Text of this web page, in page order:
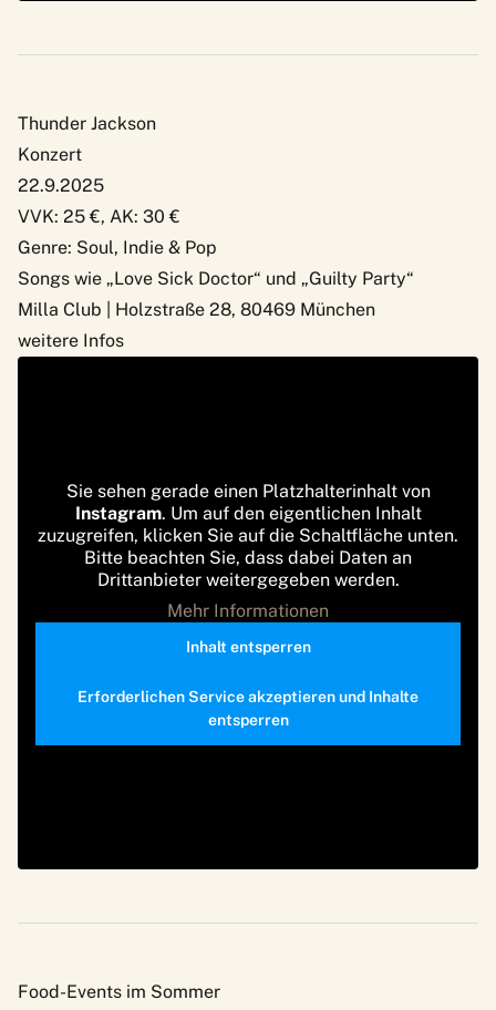
Thunder Jackson
Konzert
22.9.2025
VVK: 25 €, AK: 30 €
Genre: Soul, Indie & Pop
Songs wie „Love Sick Doctor“ und „Guilty Party“
Milla Club | Holzstraße 28, 80469 München
weitere Infos
Sie sehen gerade einen Platzhalterinhalt von
Instagram. Um auf den eigentlichen Inhalt
zuzugreifen, klicken Sie auf die Schaltfläche unten.
Bitte beachten Sie, dass dabei Daten an
Drittanbieter weitergegeben werden.
Mehr Informationen
Inhalt entsperren
Erforderlichen Service akzeptieren und Inhalte
entsperren
Food-Events im Sommer